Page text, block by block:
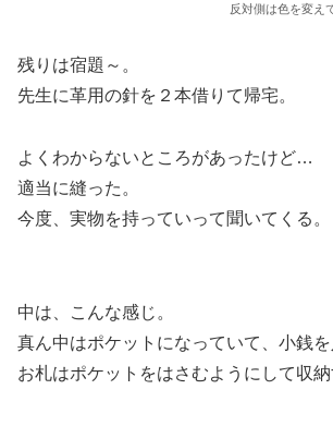
反対側は色を変え
残りは宿題～。
先生に革用の針を２本借りて帰宅。
よくわからないところがあったけど…
適当に縫った。
今度、実物を持っていって聞いてくる。
中は、こんな感じ。
真ん中はポケットになっていて、小銭を
お札はポケットをはさむようにして収納